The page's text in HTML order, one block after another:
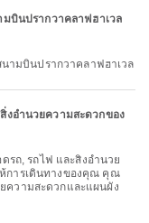
มบินปรากวาคลาฟฮาเวล
นามบินปรากวาคลาฟฮาเวล
งอำนวยความสะดวกของ
การเดินทางของคุณ คุณ
ความสะดวกและแผนผัง